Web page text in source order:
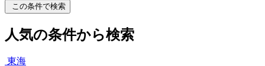
この条件で検索
人気の条件から検索
東海